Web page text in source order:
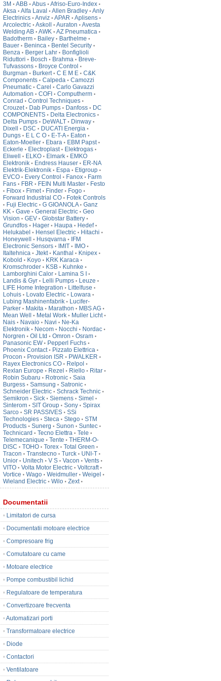
3M • ABB • Abus • Afriso-Euro-Index •
Aksa • Alfa Laval • Allen Bradley • Anly
Electrinics • Anviz • APAR • Aplisens •
Arcolectric • Askoll • Auraton • Avesta
Welding AB • AWK • AZ Pneumatica •
Badotherm • Bailey • Barthelme •
Bauer • Beninca • Bentel Security •
Benza • Berger Lahr • Bonfiglioli
Riduttori • Bosch • Brahma • Breve-
Tufvassons • Broyce Control •
Burgman • Burkert • C E M E • C&K
Components • Calpeda • Camozzi
Pneumatic • Carel • Carlo Gavazzi
Automation • COFI • Computherm •
Conrad • Control Techniques •
Crouzet • Dab Pumps • Danfoss • DC
COMPONENTS • Delta Electronics •
Delta Pumps • DeWALT • Dinway •
Dixell • DSC • DUCATI Energia •
Dungs • E L C O • E-T-A • Eaton •
Eaton-Moeller • Ebara • EBM Papst •
Eckerle • Electroplast • Elektrogas •
Eliwell • ELKO • Elmark • EMKO
Elektronik • Endress Hauser • ER-NA
Elektrik-Elektronik • Espa • Etigroup •
EVCO • Every Control • Fanox • Farm
Fans • FBR • FEIN Multi Master • Festo
• Fibox • Fimet • Finder • Fogo •
Forward Industrial CO • Fotek Controls
• Fuji Electric • G GIOANOLA • Ganz
KK • Gave • General Electric • Geo
Vision • GEV • Globstar Battery •
Grundfos • Hager • Haupa • Hedef •
Helukabel • Hensel Electric • Hitachi •
Honeywell • Husqvarna •
IFM
Electronic Sensors • IMIT • IMO •
Italtehnica • Jtekt • Kanthal • Knipex •
Kobold • Koyo • KRK Karaca •
Kromschroder • KSB • Kuhnke •
Lamborghini Calor • Lamina S I •
Landis & Gyr • Lelli Pumps • Leuze •
LIFE Home Integration • Littelfuse •
Lohuis • Lovato Electric • Lowara •
Lubing Mashinenfabrik • Lucifer-
Parker • Makita • Marathon • MBS AG •
Mean Well • Metal Work • Muller Licht •
Nais • Navaio • Navi • Ne-Ka
Elektronik • Necom • Nocchi • Nordac •
Norgren • Oil Ltd • Omron • Osram •
Panasonic EW • Pepperl Fuchs •
Phoenix Contact • Pizzato Elettrica •
Procon • Provision ISR • PWALKER •
Rayex Electronics CO • Relpol •
Rexlan Europe • Rezel • Riello • Ritar •
Robin Subaru • Rotronic • Saia
Burgess • Samsung • Satronic •
Schneider Electric • Schrack Technic •
Semikron • Sick • Siemens • Simel •
Sinterom • SIT Group • Sony • Spirax
Sarco • SR PASSIVES • SSi
Technologies • Steca • Stego • STM
Products • Sunerg • Sunon • Suntec •
Technicard • Tecno Elettra • Tele •
Telemecanique • Tente • THERM-O-
DISC • TOHO • Torex • Total Green •
Tracon • Transtecno • Turck • UNI-T •
Unior • Unitech • V S • Vacon • Vents •
VITO • Volta Motor Electric • Voltcraft •
Vortice • Wago • Weidmuller • Weigel •
Wieland Electric • Wilo • Zext •
Documentatii
• Limitatori de cursa
• Documentatii motoare electrice
• Compresoare frig
• Comutatoare cu came
• Motoare electrice
• Pompe combustibil lichid
• Regulatoare de temperatura
• Convertizoare frecventa
•Automatizari porti
• Transformatoare electrice
• Diode
• Contactori
• Ventilatoare